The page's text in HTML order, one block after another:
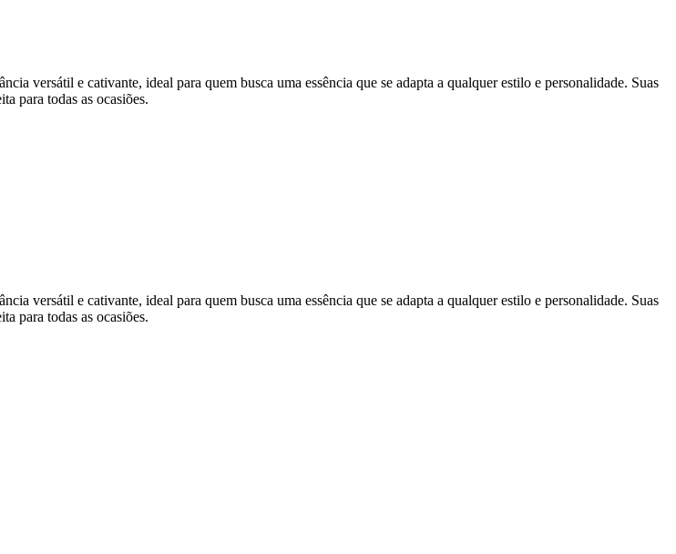
e cativante, ideal para quem busca uma essência que se adapta a qualquer estilo e personalidade. Suas
para todas as ocasiões.
e cativante, ideal para quem busca uma essência que se adapta a qualquer estilo e personalidade. Suas
para todas as ocasiões.